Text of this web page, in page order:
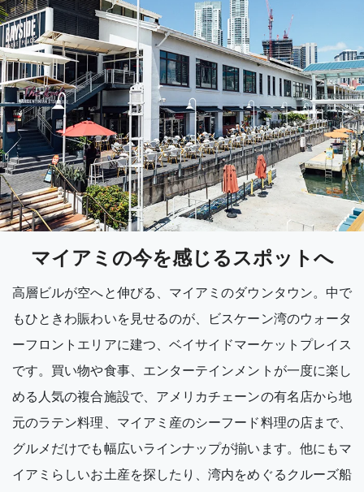
マイアミの今を感じるスポットへ
高層ビルが空へと伸びる、マイアミのダウンタウン。中で
もひときわ賑わいを見せるのが、ビスケーン湾のウォータ
ーフロントエリアに建つ、ベイサイドマーケットプレイス
です。買い物や食事、エンターテインメントが一度に楽し
める人気の複合施設で、アメリカチェーンの有名店から地
元のラテン料理、マイアミ産のシーフード料理の店まで、
グルメだけでも幅広いラインナップが揃います。他にもマ
イアミらしいお土産を探したり、湾内をめぐるクルーズ船